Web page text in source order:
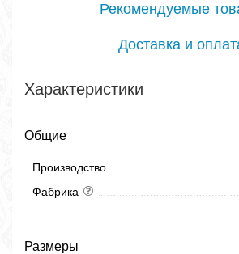
Рекомендуемые
Доставка и
Характеристики
Общие
Производство
Фабрика
Размеры